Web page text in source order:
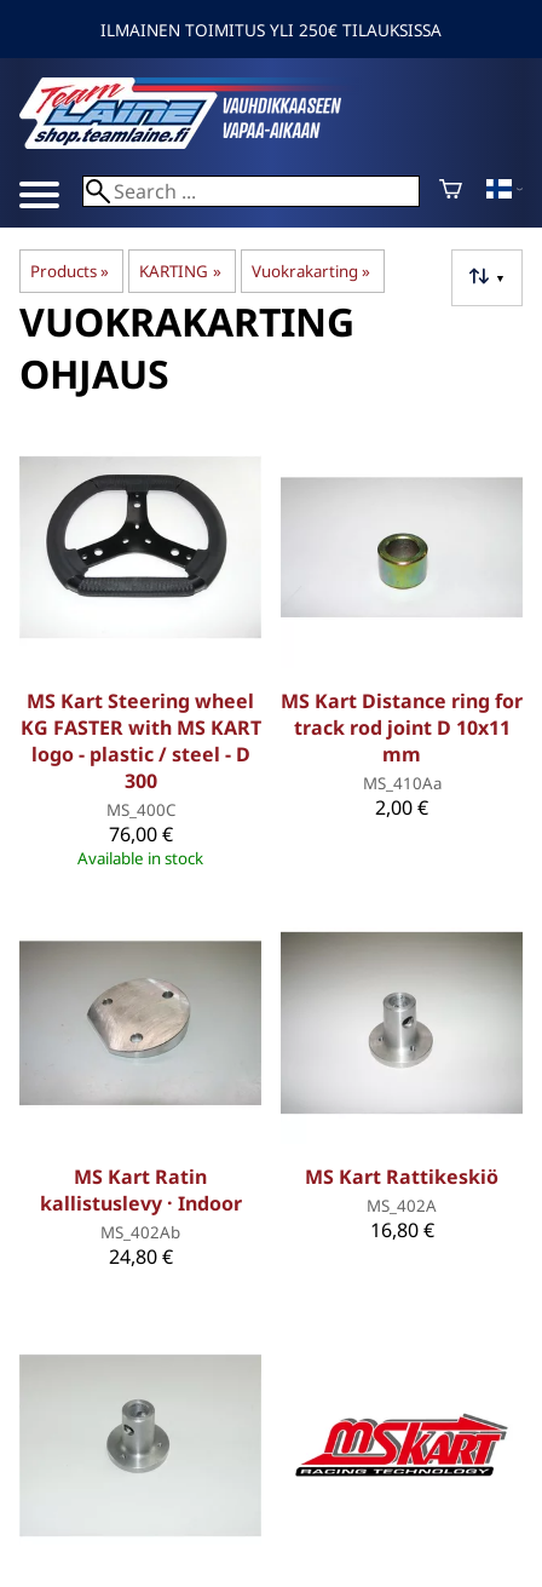
ILMAINEN TOIMITUS YLI 250€ TILAUKSISSA
Products‪» KARTING ‪» Vuokrakarting ‪» ▼
VUOKRAKARTING
OHJAUS
MS Kart Steering wheel
KG FASTER with MS KART
logo - plastic / steel - D
300
MS_400C
76,00 €
Available in stock
MS Kart Distance ring for
track rod joint D 10x11
mm
MS_410Aa
2,00 €
MS Kart Ratin
kallistuslevy · Indoor
MS_402Ab
24,80 €
MS Kart Rattikeskiö
MS_402A
16,80 €